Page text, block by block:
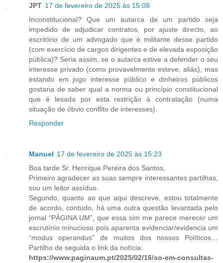
JPT 17 de fevereiro de 2025 às 15:08
Inconstitucional? Que um autarca de um partido seja
impedido de adjudicar contratos, por ajuste directo, ao
escritório de um advogado que é militante desse partido
(com exercício de cargos dirigentes e de elevada exposição
pública)? Seria assim, se o autarca estive a defender o seu
interesse privado (como provavelmente esteve, aliás), mas
estando em jogo interesse público e dinheiros públicos
gostaria de saber qual a norma ou princípio constitucional
que é lesada por esta restrição à contratação (numa
situação de óbvio conflito de interesses).
Responder
Manuel 17 de fevereiro de 2025 às 15:23
Boa tarde Sr. Henrique Pereira dos Santos,
Primeiro agradecer as suas sempre interessantes partilhas,
sou um leitor assíduo.
Segundo, quanto ao que aqui descreve, estou totalmente
de acordo, contudo, há uma outra questão levantada pelo
jornal “PÁGINA UM”, que essa sim me parece merecer um
escrutínio minucioso pois aparenta evidenciar/evidencia um
“modus operandus” de muitos dos nossos Políticos…
Partilho de seguida o link da notícia:
https://www.paginaum.pt/2025/02/16/so-em-consultas-